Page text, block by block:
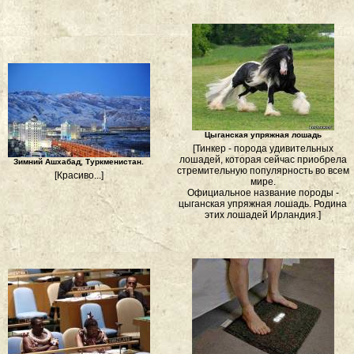
Зимний Ашхабад, Туркменистан.
[Красиво...]
Цыганская упряжная лошадь
[Тинкер - порода удивительных
лошадей, которая сейчас приобрела
стремительную популярность во всем
мире.
Официальное название породы -
цыганская упряжная лошадь. Родина
этих лошадей Ирландия.]